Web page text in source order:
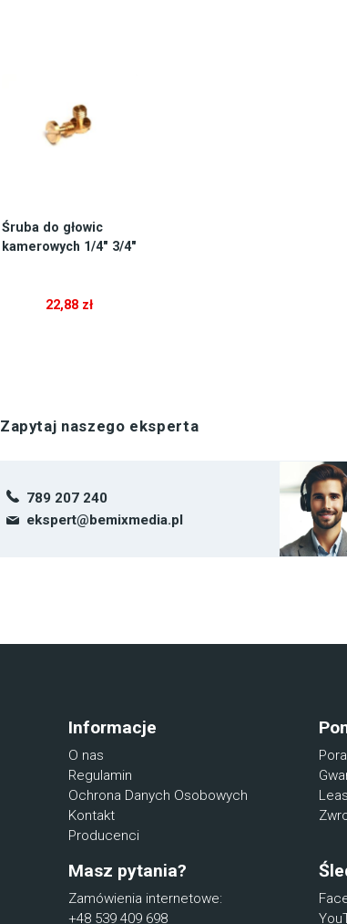
Śruba do głowic
kamerowych 1/4″ 3/4″
22,88 zł
Zapytaj naszego eksperta
789 207 240
ekspert@bemixmedia.pl
Informacje
O nas
Regulamin
Ochrona Danych Osobowych
Kontakt
Producenci
Masz pytania?
Zamówienia internetowe:
+48 539 409 698